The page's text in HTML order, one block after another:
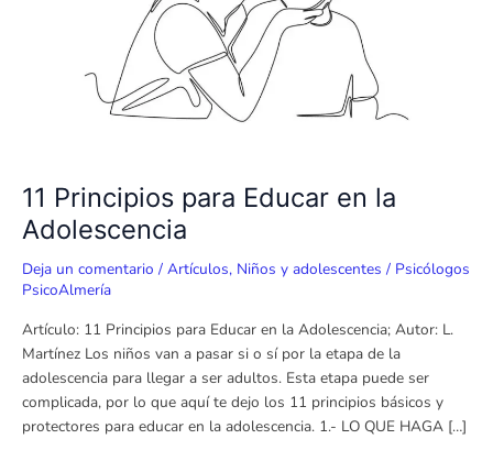
11 Principios para Educar en la
Adolescencia
Deja un comentario / Artículos, Niños y adolescentes / Psicólogos
PsicoAlmería
Artículo: 11 Principios para Educar en la Adolescencia; Autor: L.
Martínez Los niños van a pasar si o sí por la etapa de la
adolescencia para llegar a ser adultos. Esta etapa puede ser
complicada, por lo que aquí te dejo los 11 principios básicos y
protectores para educar en la adolescencia. 1.- LO QUE HAGA […]